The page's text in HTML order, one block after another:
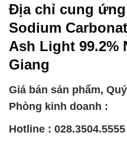
Địa chỉ cung
Sodium
Ash Light 99.2%
Giang
Giá bán sản phẩm,
Phòng kinh doanh :
Hotline :